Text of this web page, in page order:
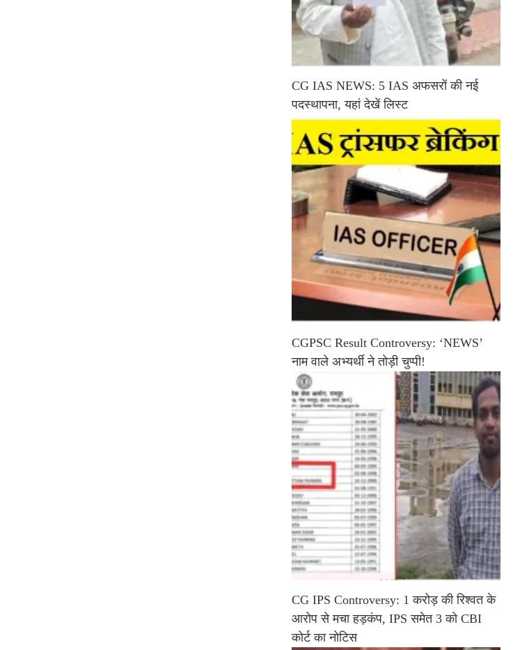
CG IAS NEWS: 5 IAS अफसरों की नई
पदस्थापना, यहां देखें लिस्ट
CGPSC Result Controversy: ‘NEWS’
नाम वाले अभ्यर्थी ने तोड़ी चुप्पी!
CG IPS Controversy: 1 करोड़ की रिश्वत के
आरोप से मचा हड़कंप, IPS समेत 3 को CBI
कोर्ट का नोटिस